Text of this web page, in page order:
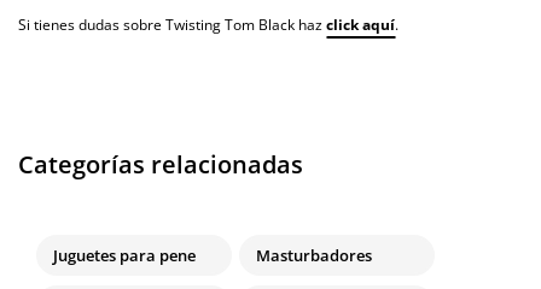
Si tienes dudas sobre Twisting Tom Black hazclick aquí.
Categorías relacionadas
Juguetes para pene Masturbadores